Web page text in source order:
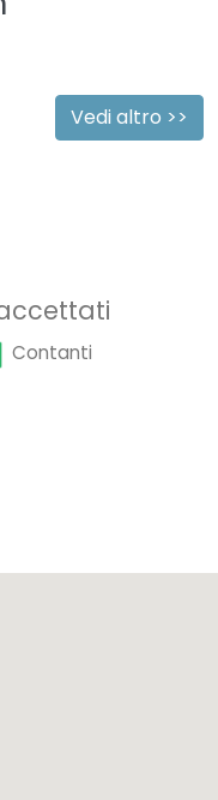
Vedi altro >>
Contanti